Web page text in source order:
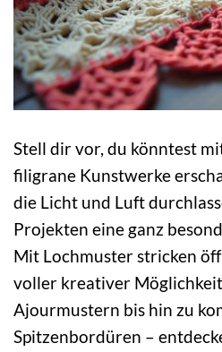
Stell dir vor, du könntest
filigrane Kunstwerke
die Licht und Luft
Projekten eine ganz
Mit Lochmuster stricken
voller kreativer
Ajourmustern bis hin zu
Spitzenbordüren –